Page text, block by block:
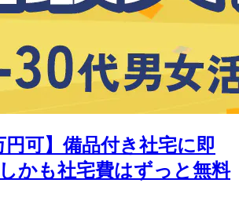
円可】備品付き社宅に即
かも社宅費はずっと無料